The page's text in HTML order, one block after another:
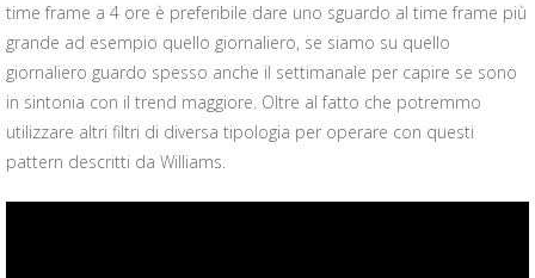
time frame a 4 ore è preferibile dare uno sguardo al time frame più
grande ad esempio quello giornaliero, se siamo su quello
giornaliero guardo spesso anche il settimanale per capire se sono
in sintonia con il trend maggiore. Oltre al fatto che potremmo
utilizzare altri filtri di diversa tipologia per operare con questi
pattern descritti da Williams.